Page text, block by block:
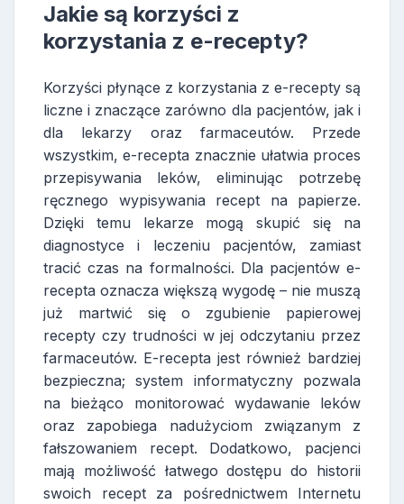
Jakie są korzyści z
korzystania z e-recepty?
Korzyści płynące z korzystania z e-recepty są
liczne i znaczące zarówno dla pacjentów, jak i
dla lekarzy oraz farmaceutów. Przede
wszystkim, e-recepta znacznie ułatwia proces
przepisywania leków, eliminując potrzebę
ręcznego wypisywania recept na papierze.
Dzięki temu lekarze mogą skupić się na
diagnostyce i leczeniu pacjentów, zamiast
tracić czas na formalności. Dla pacjentów e-
recepta oznacza większą wygodę – nie muszą
już martwić się o zgubienie papierowej
recepty czy trudności w jej odczytaniu przez
farmaceutów. E-recepta jest również bardziej
bezpieczna; system informatyczny pozwala
na bieżąco monitorować wydawanie leków
oraz zapobiega nadużyciom związanym z
fałszowaniem recept. Dodatkowo, pacjenci
mają możliwość łatwego dostępu do historii
swoich recept za pośrednictwem Internetu